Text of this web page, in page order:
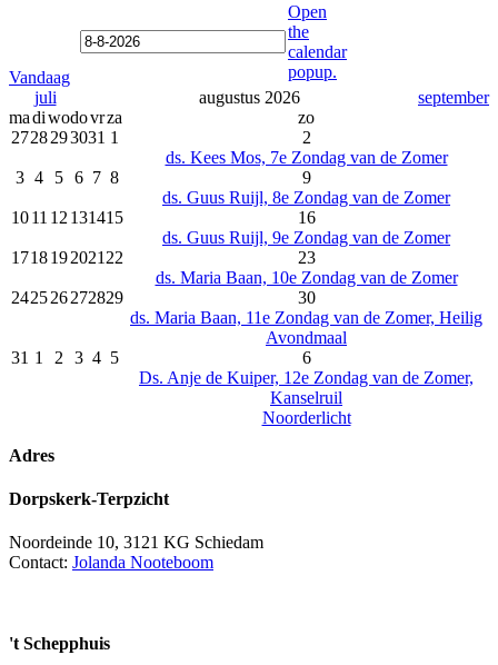
Vandaag
Open
the
calendar
popup.
juli
augustus 2026
september
madiwodovrza
zo
2728293031 1
2
ds. Kees Mos, 7e Zondag van de Zomer
3 4 5 6 7 8
9
ds. Guus Ruijl, 8e Zondag van de Zomer
10 11 12 131415
16
ds. Guus Ruijl, 9e Zondag van de Zomer
1718192021 22
23
ds. Maria Baan, 10e Zondag van de Zomer
242526272829
30
ds. Maria Baan, 11e Zondag van de Zomer, Heilig
Avondmaal
31 1 2 3 4 5
6
Ds. Anje de Kuiper, 12e Zondag van de Zomer,
Kanselruil
Noorderlicht
Adres
Dorpskerk-Terpzicht
Noordeinde 10, 3121 KG Schiedam
Contact: Jolanda Nooteboom
't Schepphuis